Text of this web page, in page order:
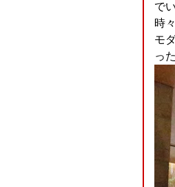
で
時
モ
っ